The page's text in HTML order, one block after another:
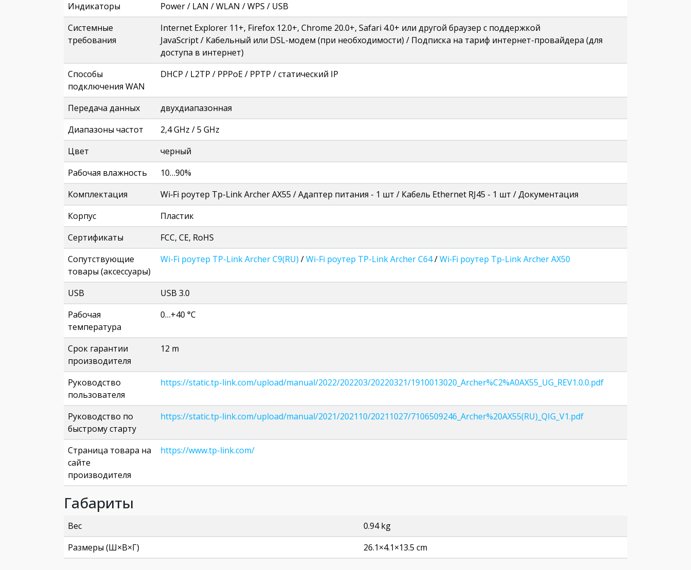
Индикаторы
Power / LAN / WLAN / WPS / USB
Системные
требования
Internet Explorer 11+, Firefox 12.0+, Chrome 20.0+, Safari 4.0+ или другой браузер с поддержкой
JavaScript / Кабельный или DSL-модем (при необходимости) / Подписка на тариф интернет-провайдера (для
доступа в интернет)
Способы
подключения WAN
DHCP / L2TP / PPPoE / PPTP / статический IP
Передача данных
двухдиапазонная
Диапазоны частот
2,4 GHz / 5 GHz
Цвет
черный
Рабочая влажность
10…90%
Комплектация
Wi‑Fi роутер Tp-Link Archer AX55 / Адаптер питания - 1 шт / Кабель Ethernet RJ45 - 1 шт / Документация
Корпус
Пластик
Сертификаты
FCC, CE, RoHS
Сопутствующие
товары (аксессуары)
Wi-Fi роутер TP-Link Archer C9(RU) /Wi-Fi роутер TP-Link Archer C64/Wi‑Fi роутер Tp-Link Archer AX50
USB
USB 3.0
Рабочая
температура
0…+40 °C
Срок гарантии
производителя
12 m
Руководство
пользователя
https://static.tp-link.com/upload/manual/2022/202203/20220321/1910013020_Archer%C2%A0AX55_UG_REV1.0.0.pdf
Руководство по
быстрому старту
https://static.tp-link.com/upload/manual/2021/202110/20211027/7106509246_Archer%20AX55(RU)_QIG_V1.pdf
Страница товара на
сайте
производителя
https://www.tp-link.com/
Габариты
Вес
0.94 kg
Размеры (Ш×В×Г)
26.1×4.1×13.5 cm